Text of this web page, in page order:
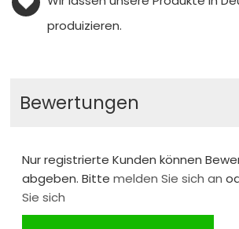
produizieren.
Bewertungen
Nur registrierte Kunden können
abgeben. Bittemelden Sie sich an
Sie sich